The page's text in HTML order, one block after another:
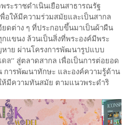
ระราชดำเนินเยือนสาธารณรัฐ
อให้มีความร่วมสมัยและเป็นสากล
ดต่าง ๆ ที่ประกอบขึ้นมาเป็นผ้าผืน
แขนง ล้วนเป็นสิ่งที่พระองค์มีพระ
าย ผ่านโครงการพัฒนารูปแบบ
ดล”สู่ตลาดสากล เพื่อเป็นการต่อยอด
การพัฒนาทักษะ และองค์ความรู้ด้าน
มีความทันสมัย ตามแนวพระดำริ